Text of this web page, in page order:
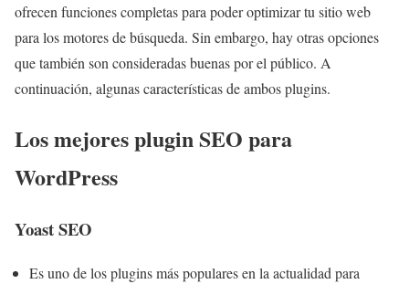
ofrecen funciones completas para poder optimizar tu sitio web
para los motores de búsqueda. Sin embargo, hay otras opciones
que también son consideradas buenas por el público. A
continuación, algunas características de ambos plugins.
Los mejores plugin SEO para
WordPress
Yoast SEO
Es uno de los plugins más populares en la actualidad para